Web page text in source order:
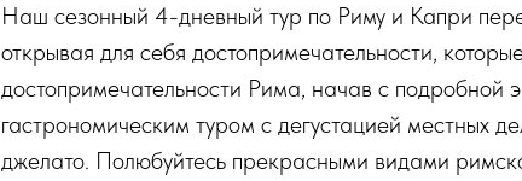
Наш сезонный 4-дневный тур по Риму и Капри
открывая для себя достопримечательности,
достопримечательности Рима, начав с подробной
гастрономическим туром с дегустацией местных
джелато. Полюбуйтесь прекрасными видами